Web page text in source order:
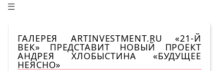
☰
ГАЛЕРЕЯ ARTINVESTMENT.RU «21-Й
ВЕК» ПРЕДСТАВИТ НОВЫЙ ПРОЕКТ
АНДРЕЯ ХЛОБЫСТИНА «БУДУЩЕЕ
НЕЯСНО»